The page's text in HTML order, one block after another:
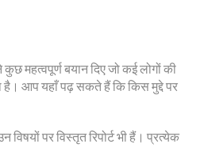
महत्वपूर्ण बयान दिए जो कई लोगों की
है। आप यहाँ पढ़ सकते हैं कि किस मुद्दे पर
पर विस्तृत रिपोर्ट भी हैं। प्रत्येक